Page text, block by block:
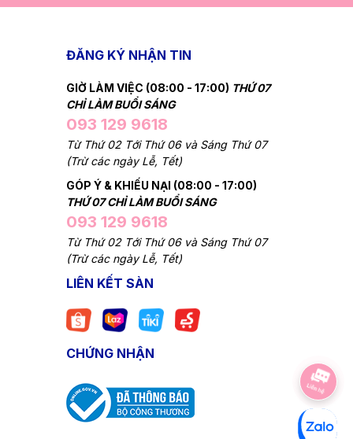
ĐĂNG KÝ NHẬN TIN
GIỜ LÀM VIỆC (08:00 - 17:00) THỨ 07
CHỈ LÀM BUỔI SÁNG
093 129 9618
Từ Thứ 02 Tới Thứ 06 và Sáng Thứ 07
(Trừ các ngày Lễ, Tết)
GÓP Ý & KHIẾU NẠI (08:00 - 17:00)
THỨ 07 CHỈ LÀM BUỔI SÁNG
093 129 9618
Từ Thứ 02 Tới Thứ 06 và Sáng Thứ 07
(Trừ các ngày Lễ, Tết)
LIÊN KẾT SÀN
CHỨNG NHẬN